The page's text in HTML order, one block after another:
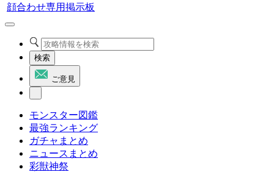
顔合わせ専用掲示板
検索
ご意見
モンスター図鑑
最強ランキング
ガチャまとめ
ニュースまとめ
彩獣神祭